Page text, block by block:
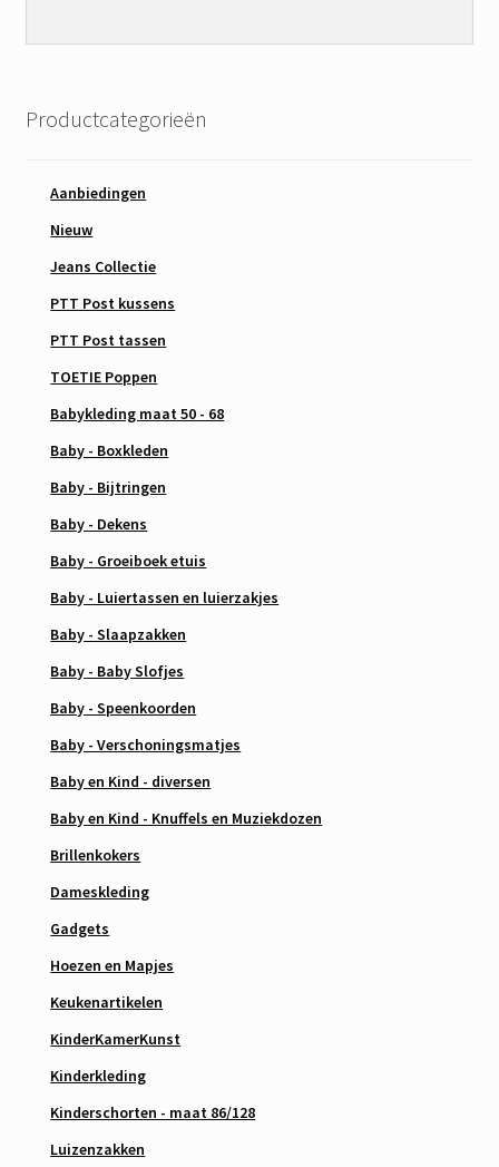
Productcategorieën
Aanbiedingen
Nieuw
Jeans Collectie
PTT Post kussens
PTT Post tassen
TOETIE Poppen
Babykleding maat 50 - 68
Baby - Boxkleden
Baby - Bijtringen
Baby - Dekens
Baby - Groeiboek etuis
Baby - Luiertassen en luierzakjes
Baby - Slaapzakken
Baby - Baby Slofjes
Baby - Speenkoorden
Baby - Verschoningsmatjes
Baby en Kind - diversen
Baby en Kind - Knuffels en Muziekdozen
Brillenkokers
Dameskleding
Gadgets
Hoezen en Mapjes
Keukenartikelen
KinderKamerKunst
Kinderkleding
Kinderschorten - maat 86/128
Luizenzakken